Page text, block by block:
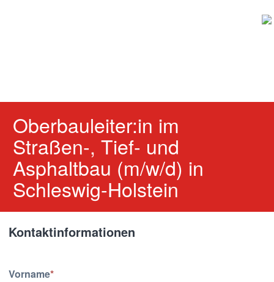
Oberbauleiter:in im
Straßen-, Tief- und
Asphaltbau (m/w/d) in
Schleswig-Holstein
Kontaktinformationen
Kontaktinformationen
Vorname*